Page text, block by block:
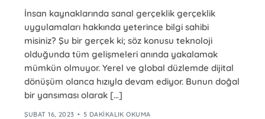
İnsan kaynaklarında sanal gerçeklik gerçeklik
uygulamaları hakkında yeterince bilgi sahibi
misiniz? Şu bir gerçek ki; söz konusu teknoloji
olduğunda tüm gelişmeleri anında yakalamak
mümkün olmuyor. Yerel ve global düzlemde dijital
dönüşüm olanca hızıyla devam ediyor. Bunun doğal
bir yansıması olarak […]
ŞUBAT 16, 2023 5 DAKIKALIK OKUMA